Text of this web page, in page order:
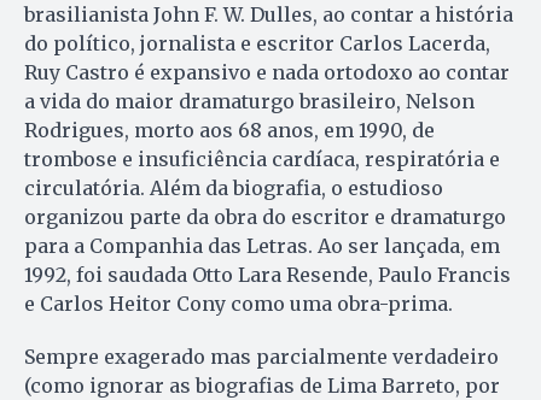
brasilianista John F. W. Dulles, ao contar a história
do político, jornalista e escritor Carlos Lacerda,
Ruy Castro é expansivo e nada ortodoxo ao contar
a vida do maior dramaturgo brasileiro, Nelson
Rodrigues, morto aos 68 anos, em 1990, de
trombose e insuficiência cardíaca, respiratória e
circulatória. Além da biografia, o estudioso
organizou parte da obra do escritor e dramaturgo
para a Companhia das Letras. Ao ser lançada, em
1992, foi saudada Otto Lara Resende, Paulo Francis
e Carlos Heitor Cony como uma obra-prima.
Sempre exagerado mas parcialmente verdadeiro
(como ignorar as biografias de Lima Barreto, por